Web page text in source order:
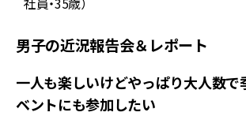
男子の近況報告会＆レポート
一人も楽しいけどやっぱり大人数で
ベントにも参加したい